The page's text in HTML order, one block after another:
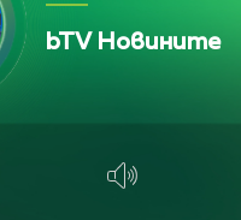
bTV Новините